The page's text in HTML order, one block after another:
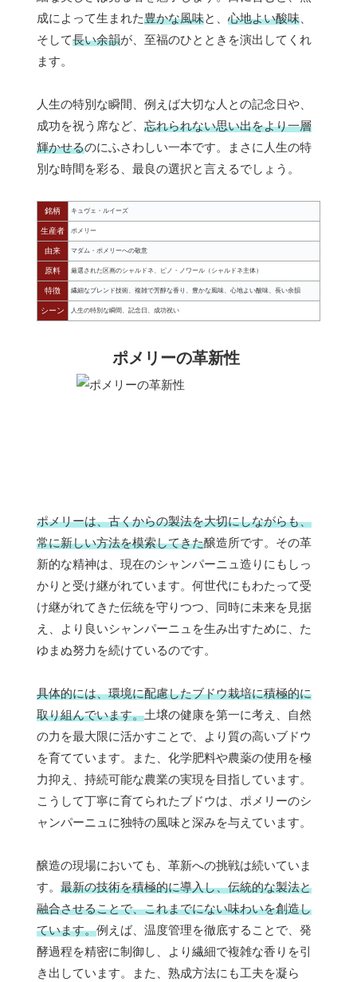
成によって生まれた豊かな風味と、 心地よい酸味
そして長い余韻が、至福のひとときを演出してくれ
ます。
人生の特別な瞬間、例えば大切な人との記念日や、
成功を祝う席など、 忘れられない思い出をより一層
輝かせるのにふさわしい一本です。まさに人生の特
別な時間を彩る、最良の選択と言えるでしょう。
銘柄 キュヴェ・ルイーズ
生産者 ポメリー
由来 マダム・ポメリーへの敬意
原料 厳選された区画のシャルドネ、ピノ・ノワール（シャルドネ主体）
特徴 繊細なブレンド技術、複雑で芳醇な香り、豊かな風味、心地よい酸味、長い余韻
シーン 人生の特別な瞬間、記念日、成功祝い
ポメリーの革新性
ポメリーは、古くからの製法を大切にしながらも、
常に新しい方法を模索してきた醸造所です。その革
新的な精神は、現在のシャンパーニュ造りにもしっ
かりと受け継がれています。何世代にもわたって受
け継がれてきた伝統を守りつつ、同時に未来を見据
え、より良いシャンパーニュを生み出すために、た
ゆまぬ努力を続けているのです。
具体的には、環境に配慮したブドウ栽培に積極的に
取り組んでいます。土壌の健康を第一に考え、自然
の力を最大限に活かすことで、より質の高いブドウ
を育てています。また、化学肥料や農薬の使用を極
力抑え、持続可能な農業の実現を目指しています。
こうして丁寧に育てられたブドウは、ポメリーのシ
ャンパーニュに独特の風味と深みを与えています。
醸造の現場においても、革新への挑戦は続いていま
す。 最新の技術を積極的に導入し、伝統的な製法と
融合させることで、これまでにない味わいを創造し
ています。例えば、温度管理を徹底することで、発
酵過程を精密に制御し、より繊細で複雑な香りを引
き出しています。また、熟成方法にも工夫を凝ら